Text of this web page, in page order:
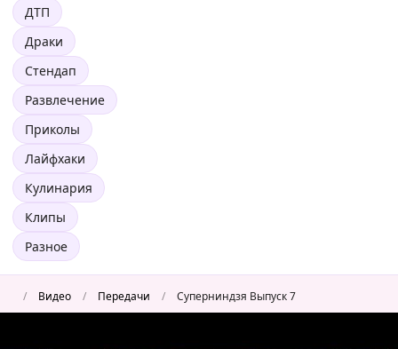
ДТП
Драки
Стендап
Развлечение
Приколы
Лайфхаки
Кулинария
Клипы
Разное
/ Видео / Передачи / Суперниндзя Выпуск 7